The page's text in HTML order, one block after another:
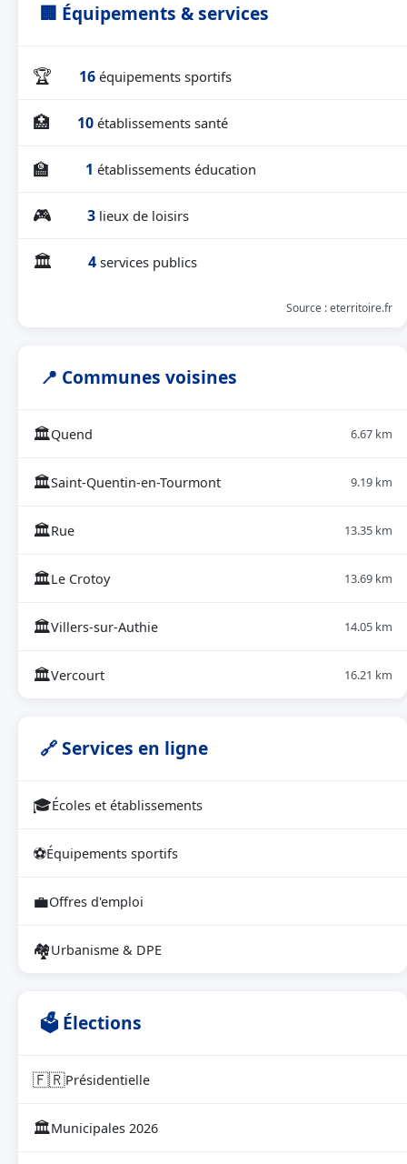
🏢 Équipements & services
🏆 16 équipements sportifs
🏥 10 établissements santé
🏫 1 établissements éducation
🎮 3 lieux de loisirs
🏛 4 services publics
Source : eterritoire.fr
📍 Communes voisines
🏛Quend 6.67 km
🏛Saint-Quentin-en-Tourmont 9.19 km
🏛Rue 13.35 km
🏛Le Crotoy 13.69 km
🏛Villers-sur-Authie 14.05 km
🏛Vercourt 16.21 km
🔗 Services en ligne
🎓Écoles et établissements
⚽Équipements sportifs
💼Offres d'emploi
🏘Urbanisme & DPE
🗳 Élections
🇫🇷Présidentielle
🏛Municipales 2026